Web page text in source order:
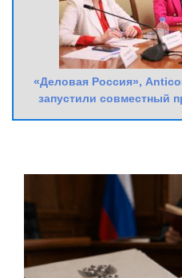
«Деловая Россия»,
запустили совместный